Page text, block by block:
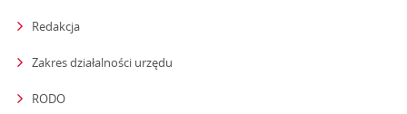
Redakcja
Zakres działalności urzędu
RODO